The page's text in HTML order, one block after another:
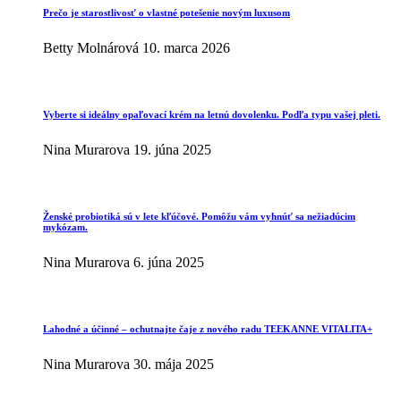
Prečo je starostlivosť o vlastné potešenie novým luxusom
Betty Molnárová 10. marca 2026
Vyberte si ideálny opaľovací krém na letnú dovolenku. Podľa typu vašej pleti.
Nina Murarova 19. júna 2025
Ženské probiotiká sú v lete kľúčové. Pomôžu vám vyhnúť sa nežiadúcim
mykózam.
Nina Murarova 6. júna 2025
Lahodné a účinné – ochutnajte čaje z nového radu TEEKANNE VITALITA+
Nina Murarova 30. mája 2025